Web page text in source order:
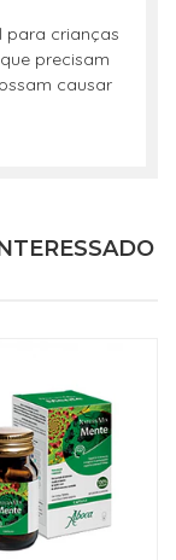
para crianças
precisam
causar